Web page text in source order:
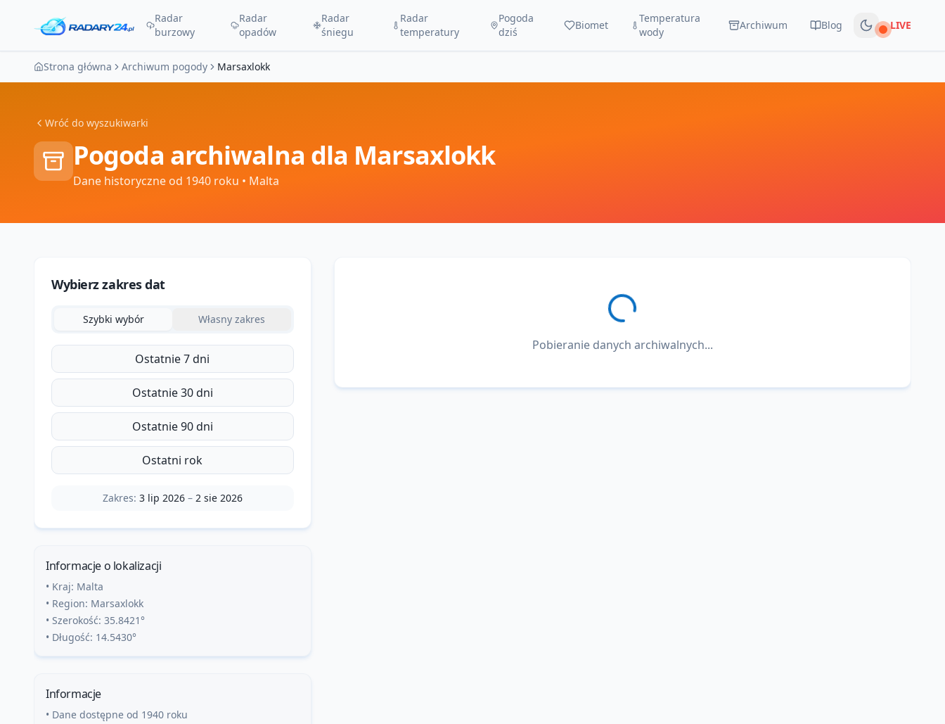
Radar
burzowy
Radar
opadów
Radar
śniegu
Radar
temperatury
Pogoda
dziś
Biomet
Temperatura
wody
Archiwum Blog Na żywo
LIVE
Strona główna Archiwum pogody Marsaxlokk
Wróć do wyszukiwarki
Pogoda archiwalna dla Marsaxlokk
Dane historyczne od 1940 roku • Malta
Wybierz zakres dat
Szybki wybór Własny zakres
Ostatnie 7 dni
Ostatnie 30 dni
Ostatnie 90 dni
Ostatni rok
Zakres: 3 lip 2026– 2 sie 2026
Informacje o lokalizacji
• Kraj: Malta
• Region: Marsaxlokk
• Szerokość: 35.8421°
• Długość: 14.5430°
Informacje
• Dane dostępne od 1940 roku
Pobieranie danych archiwalnych...